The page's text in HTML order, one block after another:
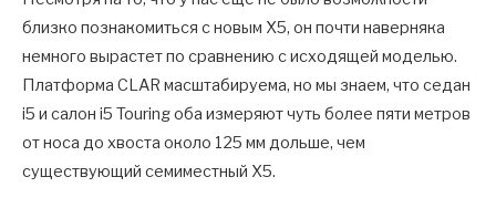
близко познакомиться с новым X5, он почти наверняка
немного вырастет по сравнению с исходящей моделью.
Платформа CLAR масштабируема, но мы знаем, что седан
i5 и салон i5 Touring оба измеряют чуть более пяти метров
от носа до хвоста около 125 мм дольше, чем
существующий семиместный X5.